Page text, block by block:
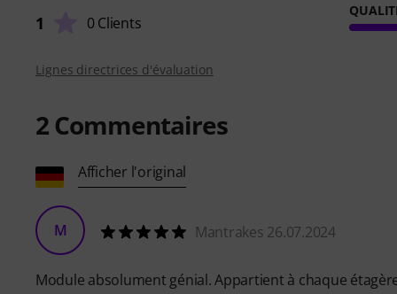
1 0 Clients
Lignes directrices d'évaluation
2 Commentaires
Afficher l'original
M Mantrakes 26.07.2024
Module absolument génial. Appartient à chaque